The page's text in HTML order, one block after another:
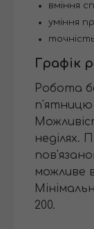
вміння
уміння
Графік
Робота
п'ятницю
неділях.
можливе
200.